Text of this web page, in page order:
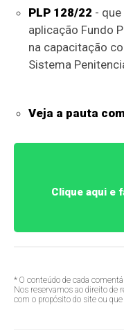
PLP 128/22 -
aplicação Fundo
na capacitação
Sistema
Veja a pauta
Clique aqui e
* O conteúdo de cada
Nos reservamos ao direito de
com o propósito do site ou